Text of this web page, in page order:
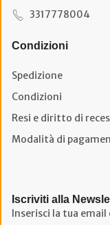
3317778004
Condizioni
Spedizione
Condizioni
Resi e diritto di
Modalità di
Iscriviti alla
Inserisci la tua